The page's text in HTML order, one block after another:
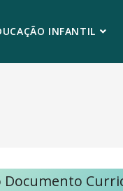
INFANTIL